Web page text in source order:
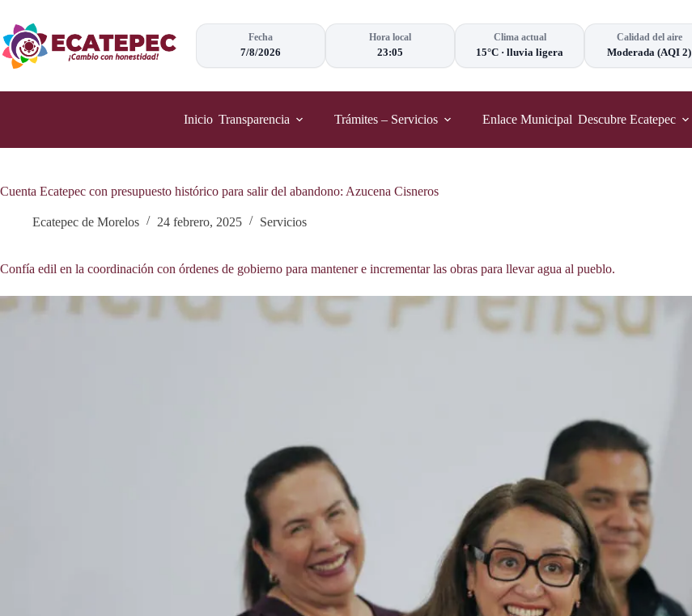
contenido
Fecha
7/8/2026
Hora local
23:05
Clima actual
15°C · lluvia ligera
Calidad del aire
Moderada (AQI 2)
Inicio Transparencia Trámites – Servicios Enlace Municipal Descubre Ecatepec
Cuenta Ecatepec con presupuesto histórico para salir del abandono: Azucena Cisneros
Ecatepec de Morelos 24 febrero, 2025 Servicios
Confía edil en la coordinación con órdenes de gobierno para mantener e incrementar las obras para llevar agua al pueblo.